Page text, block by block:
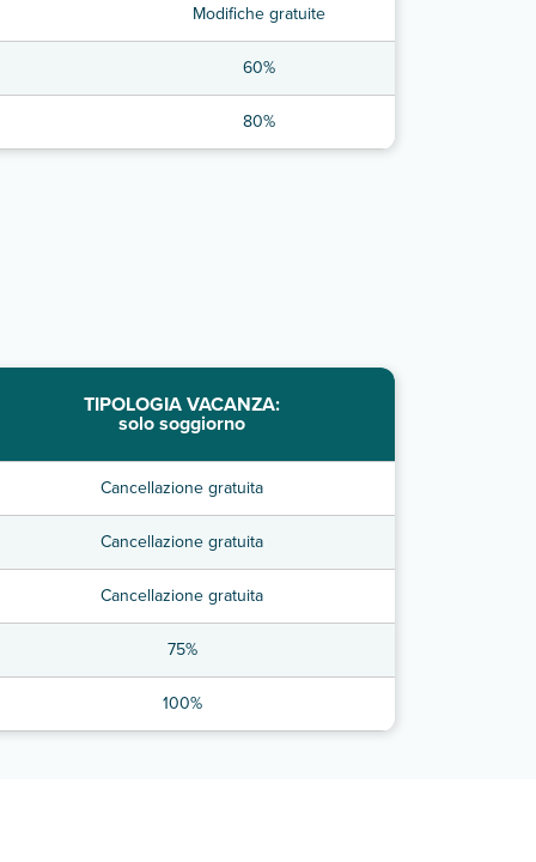
Modifiche gratuite
60%
80%
TIPOLOGIA VACANZA:
solo soggiorno
Cancellazione gratuita
Cancellazione gratuita
Cancellazione gratuita
75%
100%